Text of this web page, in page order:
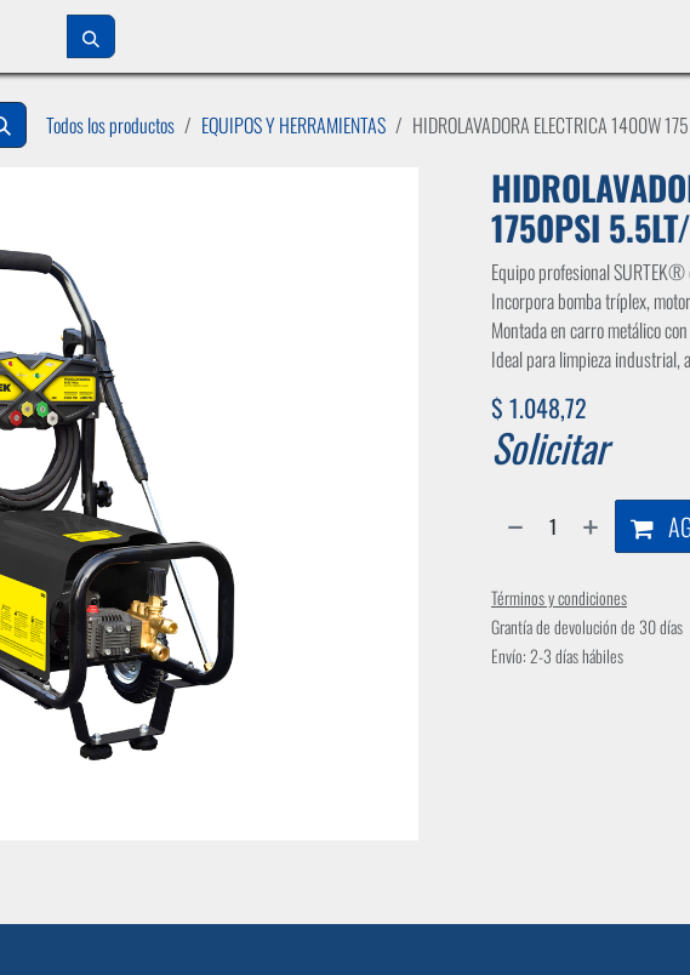
Todos los productos EQUIPOS Y HERRAMIENTAS HIDROLAVADORA ELECTRICA 1400W
1750PSI
Equipo profesional
Incorpora bomba tríplex,
Montada en carro metálico
Ideal para limpieza industrial,
$ 1.048,72
Solicitar
Términos y condiciones
Grantía de devolución de 30 días
Envío: 2-3 días hábiles